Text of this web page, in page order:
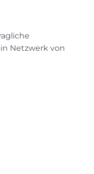
Netzwerk von